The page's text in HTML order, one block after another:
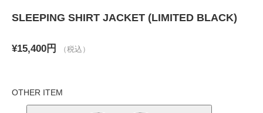
SLEEPING SHIRT JACKET (LIMITED BLACK)
¥15,400円 （税込）
OTHER ITEM